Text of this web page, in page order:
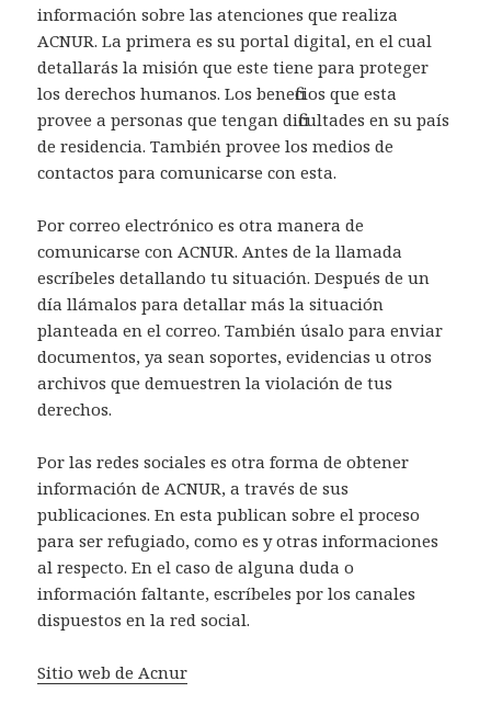
información sobre las atenciones que realiza
ACNUR. La primera es su portal digital, en el cual
detallarás la misión que este tiene para proteger
los derechos humanos. Los beneficios que esta
provee a personas que tengan dificultades en su país
de residencia. También provee los medios de
contactos para comunicarse con esta.
Por correo electrónico es otra manera de
comunicarse con ACNUR. Antes de la llamada
escríbeles detallando tu situación. Después de un
día llámalos para detallar más la situación
planteada en el correo. También úsalo para enviar
documentos, ya sean soportes, evidencias u otros
archivos que demuestren la violación de tus
derechos.
Por las redes sociales es otra forma de obtener
información de ACNUR, a través de sus
publicaciones. En esta publican sobre el proceso
para ser refugiado, como es y otras informaciones
al respecto. En el caso de alguna duda o
información faltante, escríbeles por los canales
dispuestos en la red social.
Sitio web de Acnur